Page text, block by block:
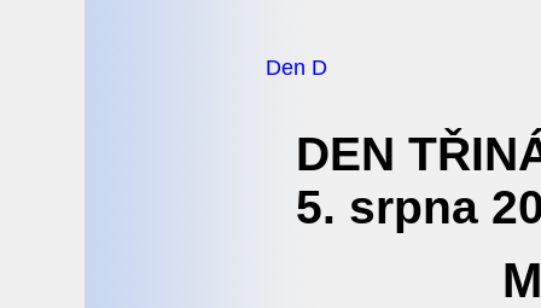
Den D
DEN
5. srpna